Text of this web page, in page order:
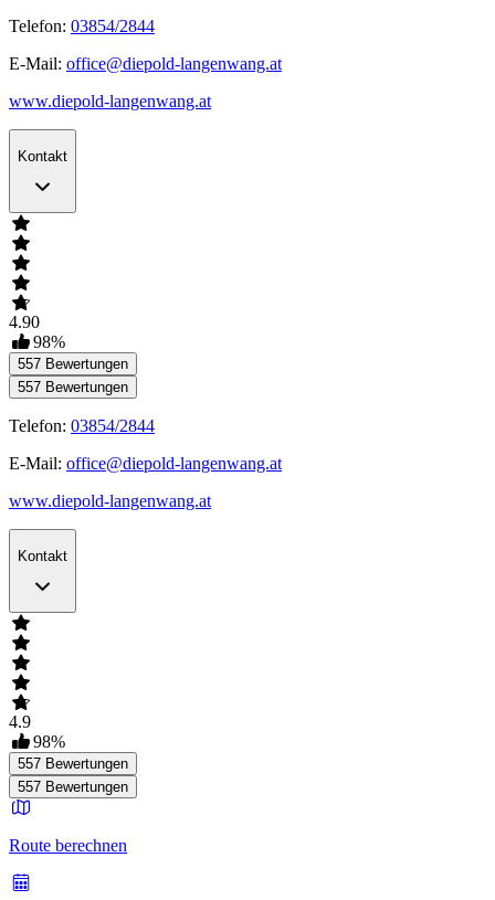
Telefon: 03854/2844
E-Mail: office@diepold-langenwang.at
www.diepold-langenwang.at
Kontakt
4.90
98%
557 Bewertungen
557 Bewertungen
Telefon: 03854/2844
E-Mail: office@diepold-langenwang.at
www.diepold-langenwang.at
Kontakt
4.9
98%
557 Bewertungen
557 Bewertungen
Route berechnen